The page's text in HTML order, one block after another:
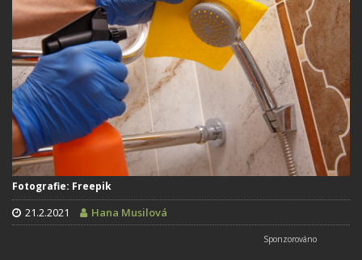
Fotografie: Freepik
21.2.2021 Hana Musilová